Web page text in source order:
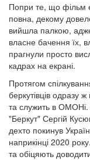
Попри те, що фільм
повна, декому
вийшла палкою,
власне бачення їх,
прагнули просто
кадрах на екрані.
Протягом
беркутівців одразу
та служить в
"Беркут" Сергій
дехто покинув
наприкінці 2020
та обіцяють